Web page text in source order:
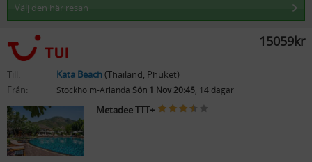
Välj den här resan
15059kr
Till: Kata Beach(Thailand, Phuket)
Från:
Stockholm-Arlanda Sön 1 Nov 20:45, 14 dagar
Metadee TTT+